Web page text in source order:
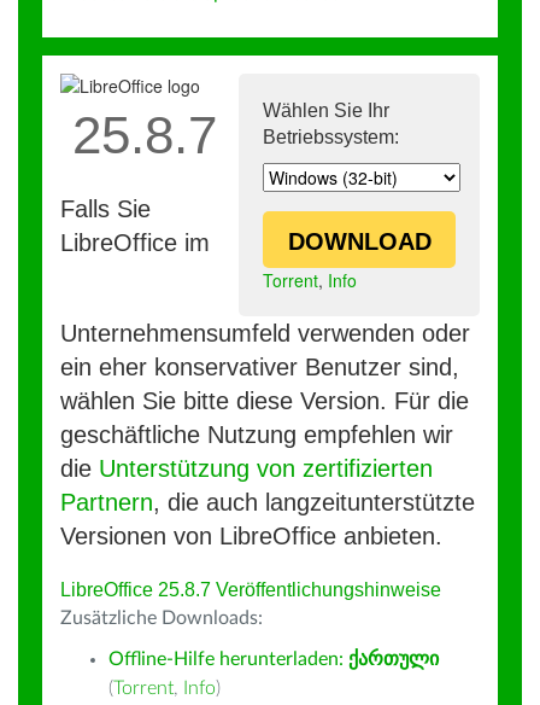
Wählen Sie Ihr
Betriebssystem:
DOWNLOAD
Torrent, Info
25.8.7
Falls Sie
LibreOffice im
Unternehmensumfeld verwenden oder
ein eher konservativer Benutzer sind,
wählen Sie bitte diese Version. Für die
geschäftliche Nutzung empfehlen wir
die Unterstützung von zertifizierten
Partnern, die auch langzeitunterstützte
Versionen von LibreOffice anbieten.
LibreOffice 25.8.7 Veröffentlichungshinweise
Zusätzliche Downloads:
Offline-Hilfe herunterladen: ქართული
(Torrent, Info)